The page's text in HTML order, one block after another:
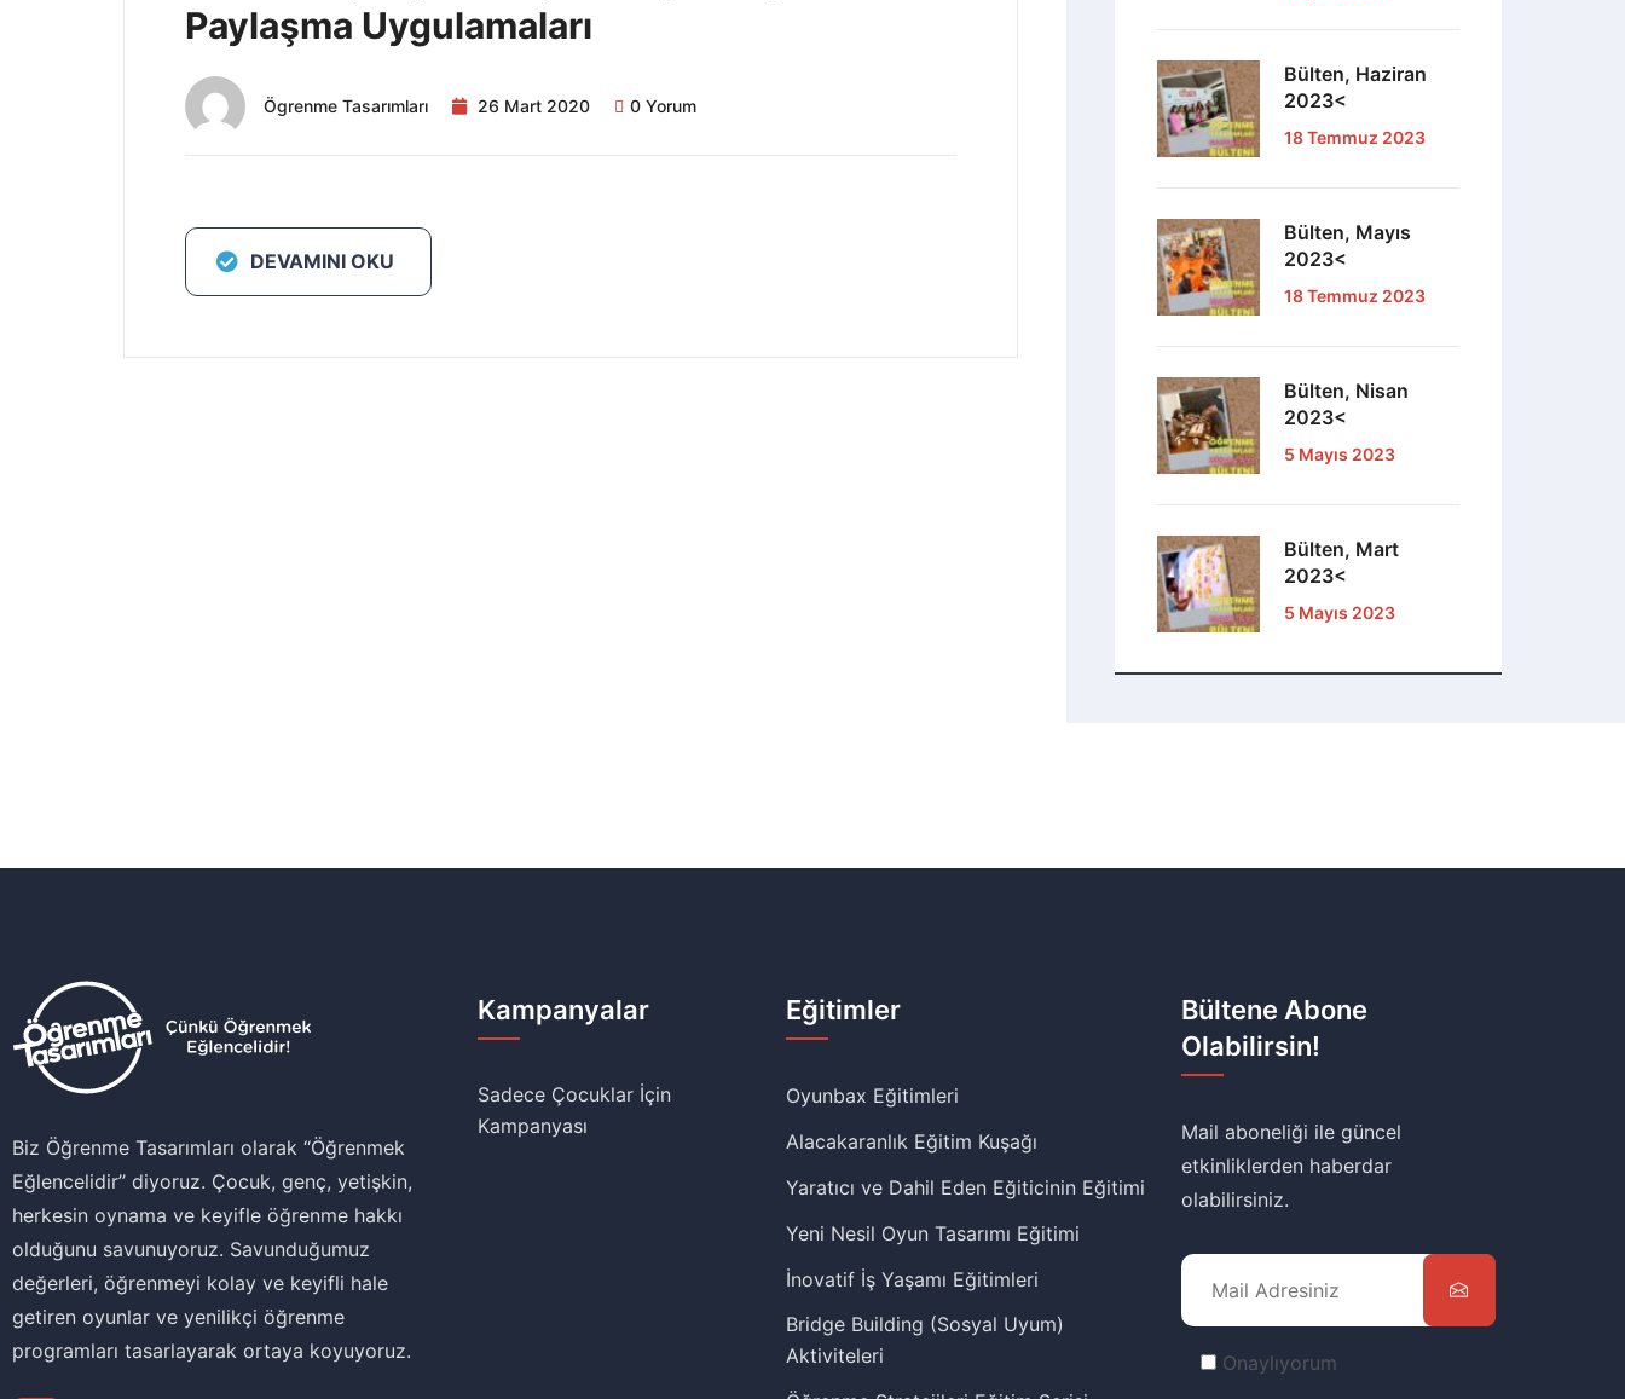
Paylaşma Uygulamaları
Ögrenme Tasarımları 26 Mart 2020 0 Yorum
DEVAMINI OKU
Bülten, Haziran
2023<
18 Temmuz 2023
Bülten, Mayıs
2023<
18 Temmuz 2023
Bülten, Nisan
2023<
5 Mayıs 2023
Bülten, Mart
2023<
5 Mayıs 2023
Biz Öğrenme Tasarımları olarak ‘‘Öğrenmek
Eğlencelidir’’ diyoruz. Çocuk, genç, yetişkin,
herkesin oynama ve keyifle öğrenme hakkı
olduğunu savunuyoruz. Savunduğumuz
değerleri, öğrenmeyi kolay ve keyifli hale
getiren oyunlar ve yenilikçi öğrenme
programları tasarlayarak ortaya koyuyoruz.
Kampanyalar
Sadece Çocuklar İçin
Kampanyası
Eğitimler
Oyunbax Eğitimleri
Alacakaranlık Eğitim Kuşağı
Yaratıcı ve Dahil Eden Eğiticinin Eğitimi
Yeni Nesil Oyun Tasarımı Eğitimi
İnovatif İş Yaşamı Eğitimleri
Bridge Building (Sosyal Uyum)
Aktiviteleri
Bültene Abone
Olabilirsin!
Mail aboneliği ile güncel
etkinliklerden haberdar
olabilirsiniz.
Onaylıyorum